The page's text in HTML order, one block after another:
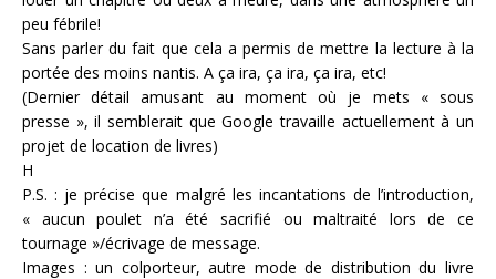
peu fébrile!
Sans parler du fait que cela a permis de mettre la lecture à la
portée des moins nantis. A ça ira, ça ira, ça ira, etc!
(Dernier détail amusant au moment où je mets « sous
presse », il semblerait que Google travaille actuellement à un
projet de location de livres)
H
P.S. : je précise que malgré les incantations de l’introduction,
« aucun poulet n’a été sacrifié ou maltraité lors de ce
tournage »/écrivage de message.
Images : un colporteur, autre mode de distribution du livre